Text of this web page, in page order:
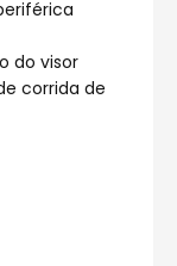
do visor
corrida de